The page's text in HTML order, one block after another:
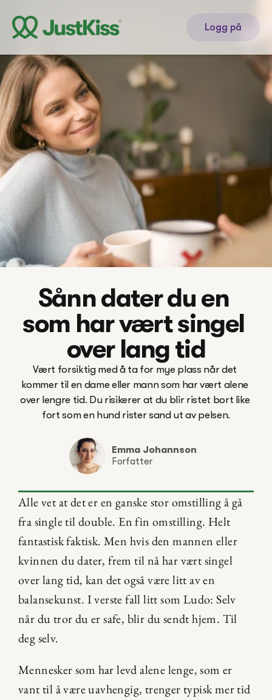
Logg på
Sånn dater du en
som har vært singel
over lang tid
Vært forsiktig med å ta for mye plass når det
kommer til en dame eller mann som har vært alene
over lengre tid. Du risikerer at du blir ristet bort like
fort som en hund rister sand ut av pelsen.
Emma Johannson
Forfatter
Alle vet at det er en ganske stor omstilling å gå
fra single til double. En fin omstilling. Helt
fantastisk faktisk. Men hvis den mannen eller
kvinnen du dater, frem til nå har vært singel
over lang tid, kan det også være litt av en
balansekunst. I verste fall litt som Ludo: Selv
når du tror du er safe, blir du sendt hjem. Til
deg selv.
Mennesker som har levd alene lenge, som er
vant til å være uavhengig, trenger typisk mer tid